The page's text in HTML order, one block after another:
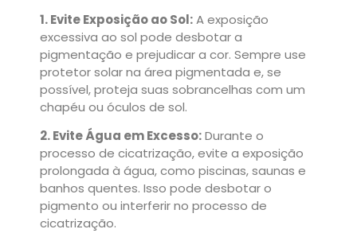
1. Evite Exposição ao Sol:A exposição
excessiva ao sol pode desbotar a
pigmentação e prejudicar a cor. Sempre use
protetor solar na área pigmentada e, se
possível, proteja suas sobrancelhas com um
chapéu ou óculos de sol.
2. Evite Água em Excesso:Durante o
processo de cicatrização, evite a exposição
prolongada à água, como piscinas, saunas e
banhos quentes. Isso pode desbotar o
pigmento ou interferir no processo de
cicatrização.